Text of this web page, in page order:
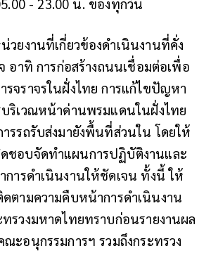
- 23.00 น. ของทุกวัน
วยงานที่เกี่ยวข้องดำเนินงานที่คั่ง
อาทิ การก่อสร้างถนนเชื่อมต่อเพื่อ
รจราจรในฝั่งไทย การแก้ไขปัญหา
บริเวณหน้าด่านพรมแดนในฝั่งไทย
รรถรับส่งมายังพื้นที่ส่วนใน โดยให้
ชอบจัดทำแผนการปฏิบัติงานและ
การดำเนินงานให้ชัดเจน ทั้งนี้ ให้
ดตามความคืบหน้าการดำเนินงาน
ทรวงมหาดไทยทราบก่อนรายงานผล
ะอนุกรรมการฯ รวมถึงกระทรวง